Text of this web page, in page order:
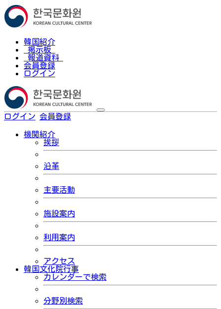
韓国紹介
掲示板
報道資料
会員登録
ログイン
ログイン 会員登録
機関紹介
挨拶
沿革
主要活動
施設案内
利用案内
アクセス
韓国文化院行事
カレンダーで検索
分野別検索